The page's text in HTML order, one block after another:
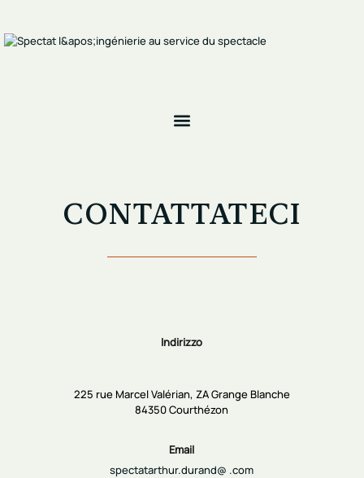
CONTATTATECI
Indirizzo
225 rue Marcel Valérian, ZA Grange Blanche
84350 Courthézon
Email
spectatarthur.durand@ .com